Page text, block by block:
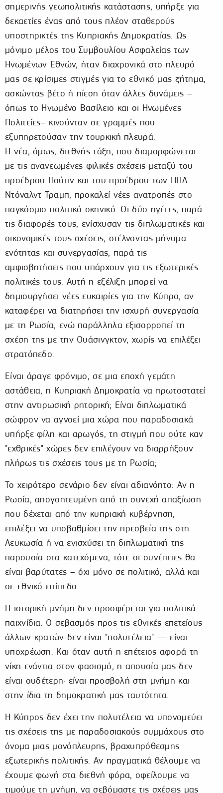
σημερινής γεωπολιτικής κατάστασης, υπήρξε για
δεκαετίες ένας από τους πλέον σταθερούς
υποστηρικτές της Κυπριακής Δημοκρατίας. Ως
μόνιμο μέλος του Συμβουλίου Ασφαλείας των
Ηνωμένων Εθνών, ήταν διαχρονικά στο πλευρό
μας σε κρίσιμες στιγμές για το εθνικό μας ζήτημα,
ασκώντας βέτο ή πίεση όταν άλλες δυνάμεις –
όπως το Ηνωμένο Βασίλειο και οι Ηνωμένες
Πολιτείες– κινούνταν σε γραμμές που
εξυπηρετούσαν την τουρκική πλευρά.
Η νέα, όμως, διεθνής τάξη, που διαμορφώνεται
με τις ανανεωμένες φιλικές σχέσεις μεταξύ του
προέδρου Πούτιν και του προέδρου των ΗΠΑ
Ντόναλντ Τραμπ, προκαλεί νέες ανατροπές στο
παγκόσμιο πολιτικό σκηνικό. Οι δύο ηγέτες, παρά
τις διαφορές τους, ενίσχυσαν τις διπλωματικές και
οικονομικές τους σχέσεις, στέλνοντας μήνυμα
ενότητας και συνεργασίας, παρά τις
αμφισβητήσεις που υπάρχουν για τις εξωτερικές
πολιτικές τους. Αυτή η εξέλιξη μπορεί να
δημιουργήσει νέες ευκαιρίες για την Κύπρο, αν
καταφέρει να διατηρήσει την ισχυρή συνεργασία
με τη Ρωσία, ενώ παράλληλα εξισορροπεί τη
σχέση της με την Ουάσινγκτον, χωρίς να επιλέξει
στρατόπεδο.
Είναι άραγε φρόνιμο, σε μια εποχή γεμάτη
αστάθεια, η Κυπριακή Δημοκρατία να πρωτοστατεί
στην αντιρωσική ρητορική; Είναι διπλωματικά
σώφρον να αγνοεί μια χώρα που παραδοσιακά
υπήρξε φίλη και αρωγός, τη στιγμή που ούτε καν
"εχθρικές" χώρες δεν επιλέγουν να διαρρήξουν
πλήρως τις σχέσεις τους με τη Ρωσία;
Το χειρότερο σενάριο δεν είναι αδιανόητο: Αν η
Ρωσία, απογοητευμένη από τη συνεχή απαξίωση
που δέχεται από την κυπριακή κυβέρνηση,
επιλέξει να υποβαθμίσει την πρεσβεία της στη
Λευκωσία ή να ενισχύσει τη διπλωματική της
παρουσία στα κατεχόμενα, τότε οι συνέπειες θα
είναι βαρύτατες – όχι μόνο σε πολιτικό, αλλά και
σε εθνικό επίπεδο.
Η ιστορική μνήμη δεν προσφέρεται για πολιτικά
παιχνίδια. Ο σεβασμός προς τις εθνικές επετείους
άλλων κρατών δεν είναι "πολυτέλεια" — είναι
υποχρέωση. Και όταν αυτή η επέτειος αφορά τη
νίκη ενάντια στον φασισμό, η απουσία μας δεν
είναι ουδέτερη· είναι προσβολή στη μνήμη και
στην ίδια τη δημοκρατική μας ταυτότητα.
Η Κύπρος δεν έχει την πολυτέλεια να υπονομεύει
τις σχέσεις της με παραδοσιακούς συμμάχους στο
όνομα μιας μονόπλευρης, βραχυπρόθεσμης
εξωτερικής πολιτικής. Αν πραγματικά θέλουμε να
έχουμε φωνή στα διεθνή φόρα, οφείλουμε να
τιμούμε τη μνήμη, να σεβόμαστε τις σχέσεις μας